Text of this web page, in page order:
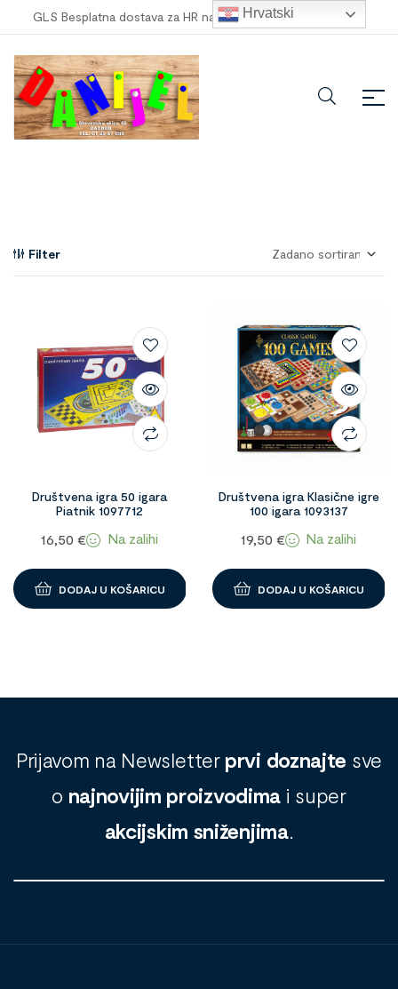
GLS Besplatna dostava za HR narudžbe veće od 100,00 €
Filter
Društvena igra 50 igara
Piatnik 1097712
16,50€ Na zalihi
DODAJ U KOŠARICU
Društvena igra Klasične igre
100 igara 1093137
19,50 € Na zalihi
DODAJ U KOŠARICU
Prijavom na Newsletter prvi doznajte sve
o najnovijim proizvodima i super
akcijskim sniženjima.
Hrvatski